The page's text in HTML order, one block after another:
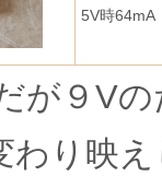
5V時64mA
が９V
わり映